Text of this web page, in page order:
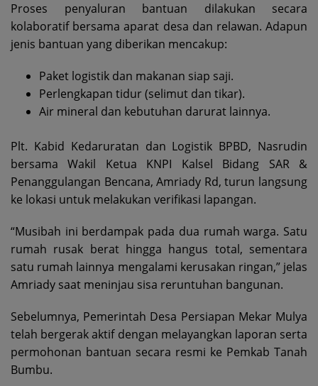
Proses penyaluran bantuan dilakukan secara
kolaboratif bersama aparat desa dan relawan. Adapun
jenis bantuan yang diberikan mencakup:
Paket logistik dan makanan siap saji.
Perlengkapan tidur (selimut dan tikar).
Air mineral dan kebutuhan darurat lainnya.
Plt. Kabid Kedaruratan dan Logistik BPBD, Nasrudin
bersama Wakil Ketua KNPI Kalsel Bidang SAR &
Penanggulangan Bencana, Amriady Rd, turun langsung
ke lokasi untuk melakukan verifikasi lapangan.
“Musibah ini berdampak pada dua rumah warga. Satu
rumah rusak berat hingga hangus total, sementara
satu rumah lainnya mengalami kerusakan ringan,” jelas
Amriady saat meninjau sisa reruntuhan bangunan.
Sebelumnya, Pemerintah Desa Persiapan Mekar Mulya
telah bergerak aktif dengan melayangkan laporan serta
permohonan bantuan secara resmi ke Pemkab Tanah
Bumbu.